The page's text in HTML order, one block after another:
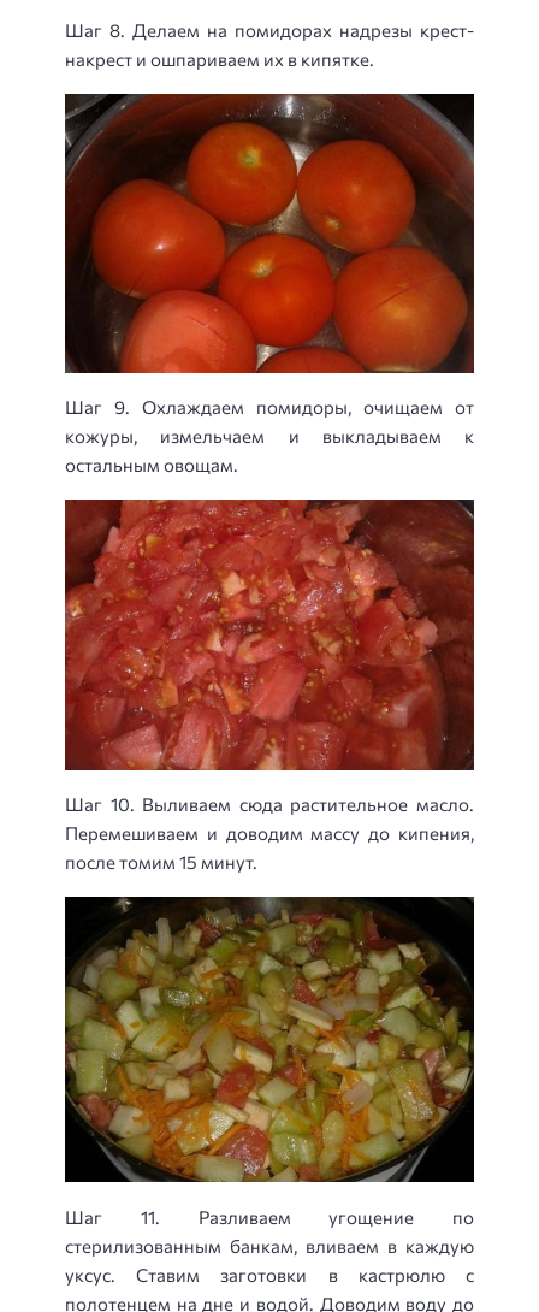
Шаг 8. Делаем на помидорах надрезы крест-
накрест и ошпариваем их в кипятке.
Шаг 9. Охлаждаем помидоры, очищаем от
кожуры, измельчаем и выкладываем к
остальным овощам.
Шаг 10. Выливаем сюда растительное масло.
Перемешиваем и доводим массу до кипения,
после томим 15 минут.
Шаг 11. Разливаем угощение по
стерилизованным банкам, вливаем в каждую
уксус. Ставим заготовки в кастрюлю с
полотенцем на дне и водой. Доводим воду до